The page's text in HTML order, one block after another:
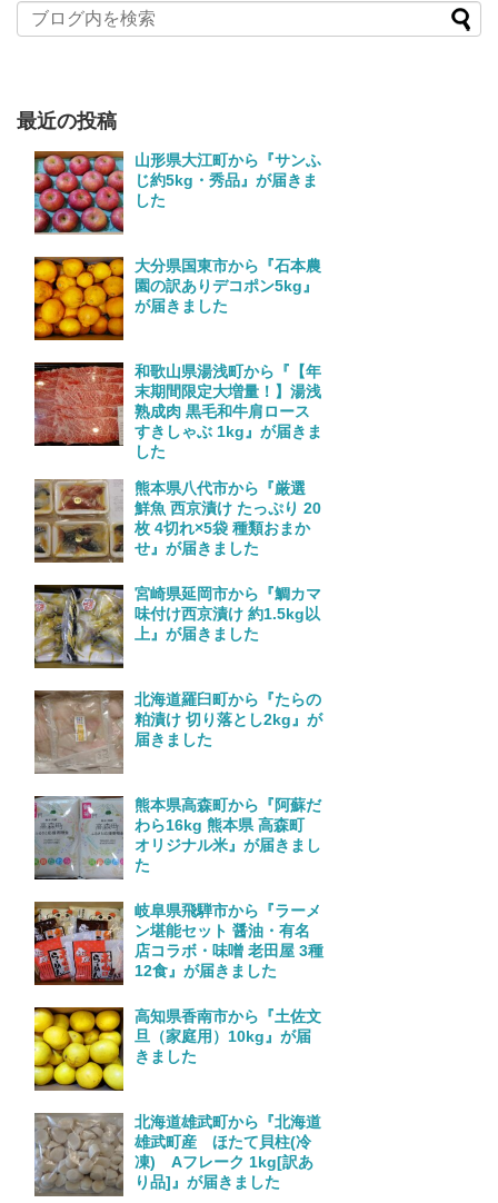
最近の投稿
山形県大江町から『サンふ
じ約5kg・秀品』が届きま
した
大分県国東市から『石本農
園の訳ありデコポン5kg』
が届きました
和歌山県湯浅町から『【年
末期間限定大増量！】湯浅
熟成肉 黒毛和牛肩ロース
すきしゃぶ 1kg』が届きま
した
熊本県八代市から『厳選
鮮魚 西京漬け たっぷり 20
枚 4切れ×5袋 種類おまか
せ』が届きました
宮崎県延岡市から『鯛カマ
味付け西京漬け 約1.5kg以
上』が届きました
北海道羅臼町から『たらの
粕漬け 切り落とし2kg』が
届きました
熊本県高森町から『阿蘇だ
わら16kg 熊本県 高森町
オリジナル米』が届きまし
た
岐阜県飛騨市から『ラーメ
ン堪能セット 醤油・有名
店コラボ・味噌 老田屋 3種
12食』が届きました
高知県香南市から『土佐文
旦（家庭用）10kg』が届
きました
北海道雄武町から『北海道
雄武町産 ほたて貝柱(冷
凍) Aフレーク 1kg[訳あ
り品]』が届きました